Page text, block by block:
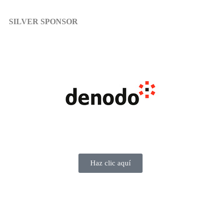
SILVER SPONSOR
Haz clic aquí